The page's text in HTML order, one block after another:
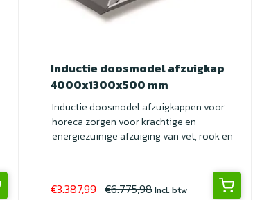
Inductie doosmodel afzuigkap
4000x1300x500 mm
Inductie doosmodel afzuigkappen voor
horeca zorgen voor krachtige en
energiezuinige afzuiging van vet, rook en
€3.387,99 €6.775,98Incl. btw